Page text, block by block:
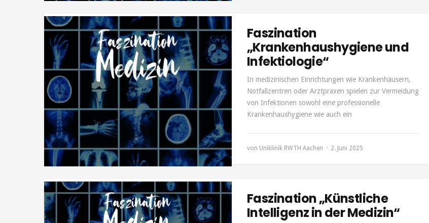
Faszination
„Krankenhaushygiene und
Infektiologie“
In medizinischen Einrichtungen wie Krankenhäusern,
Notfallzentren oder Arztpraxen spielen zur Vermeidung
von Infektionen sowohl eine professionelle
Krankenhaushygiene wie auch ein
von Uniklinik RWTH Aachen 2. Juni 2025
Faszination „Künstliche
Intelligenz in der Medizin“